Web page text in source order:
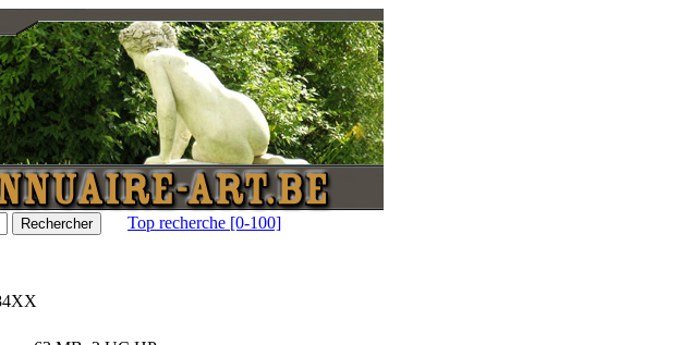
Top recherche [0-100]